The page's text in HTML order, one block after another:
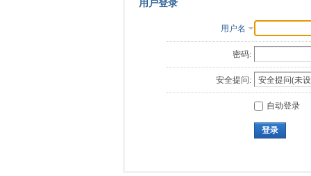
用户登录
用户名
密码:
安全提问:
自动登录
登录